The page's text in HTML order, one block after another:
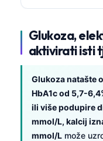
Glukoza,
aktivirati isti
Glukoza natašte
HbA1c od 5,7-
ili više podupire
mmol/L, kalcij
mmol/L može
Македонски
Euskara
Gàidhlig
العربية المغربية
Afrikaans